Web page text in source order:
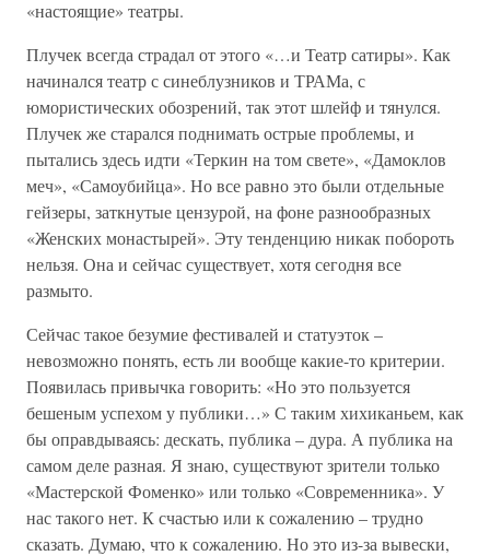
«настоящие» театры.
Плучек всегда страдал от этого «…и Театр сатиры». Как
начинался театр с синеблузников и ТРАМа, с
юмористических обозрений, так этот шлейф и тянулся.
Плучек же старался поднимать острые проблемы, и
пытались здесь идти «Теркин на том свете», «Дамоклов
меч», «Самоубийца». Но все равно это были отдельные
гейзеры, заткнутые цензурой, на фоне разнообразных
«Женских монастырей». Эту тенденцию никак побороть
нельзя. Она и сейчас существует, хотя сегодня все
размыто.
Сейчас такое безумие фестивалей и статуэток –
невозможно понять, есть ли вообще какие-то критерии.
Появилась привычка говорить: «Но это пользуется
бешеным успехом у публики…» С таким хихиканьем, как
бы оправдываясь: дескать, публика – дура. А публика на
самом деле разная. Я знаю, существуют зрители только
«Мастерской Фоменко» или только «Современника». У
нас такого нет. К счастью или к сожалению – трудно
сказать. Думаю, что к сожалению. Но это из-за вывески,